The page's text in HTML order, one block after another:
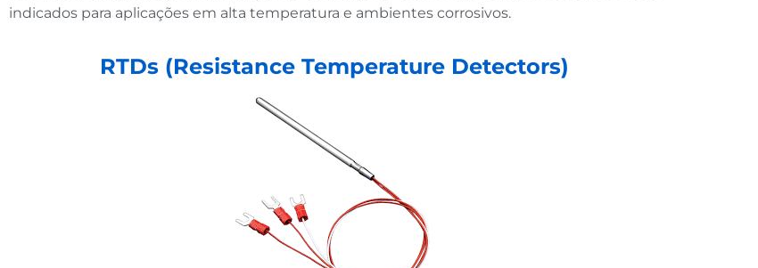
indicados para aplicações em alta temperatura e ambientes corrosivos.
RTDs (Resistance Temperature Detectors)